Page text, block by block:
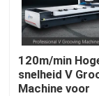
Hoge
CNC V het
120m/min
snelheid V
Machine voor